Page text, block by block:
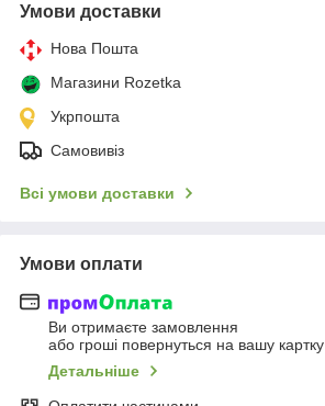
Умови доставки
Нова Пошта
Магазини Rozetka
Укрпошта
Самовивіз
Всі умови доставки
Умови оплати
Ви отримаєте замовлення
або гроші повернуться на вашу картку
Детальніше